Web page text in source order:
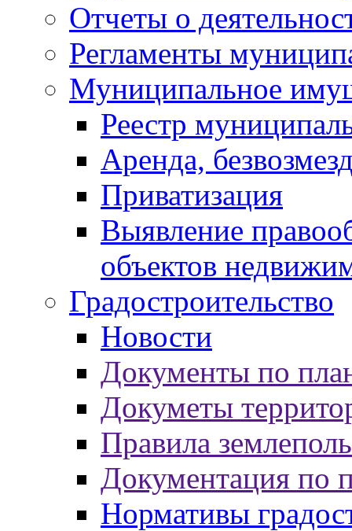
Отчеты о
Регламенты
Муниципальное
Реестр
Аренда,
Приватизация
Выявление
объектов
Градостроительство
Новости
Документы по
Докуметы
Правила
Документация по
Нормативы